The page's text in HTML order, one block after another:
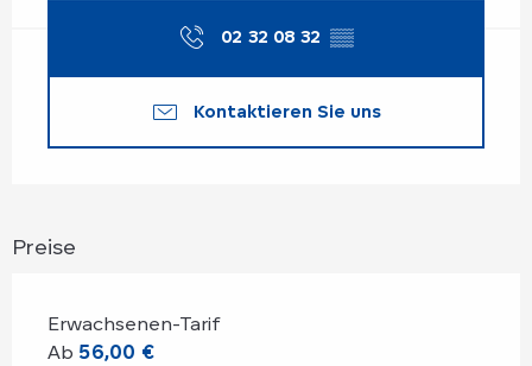
02 32 08 32 ▒▒
Kontaktieren Sie uns
Preise
Erwachsenen-Tarif
Ab 56,00 €